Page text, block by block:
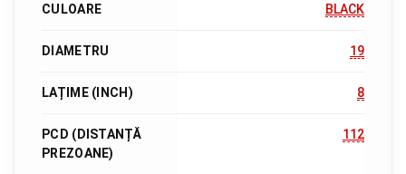
CULOARE BLACK
DIAMETRU 19
LAȚIME (INCH) 8
PCD (DISTANȚĂ
PREZOANE)
112